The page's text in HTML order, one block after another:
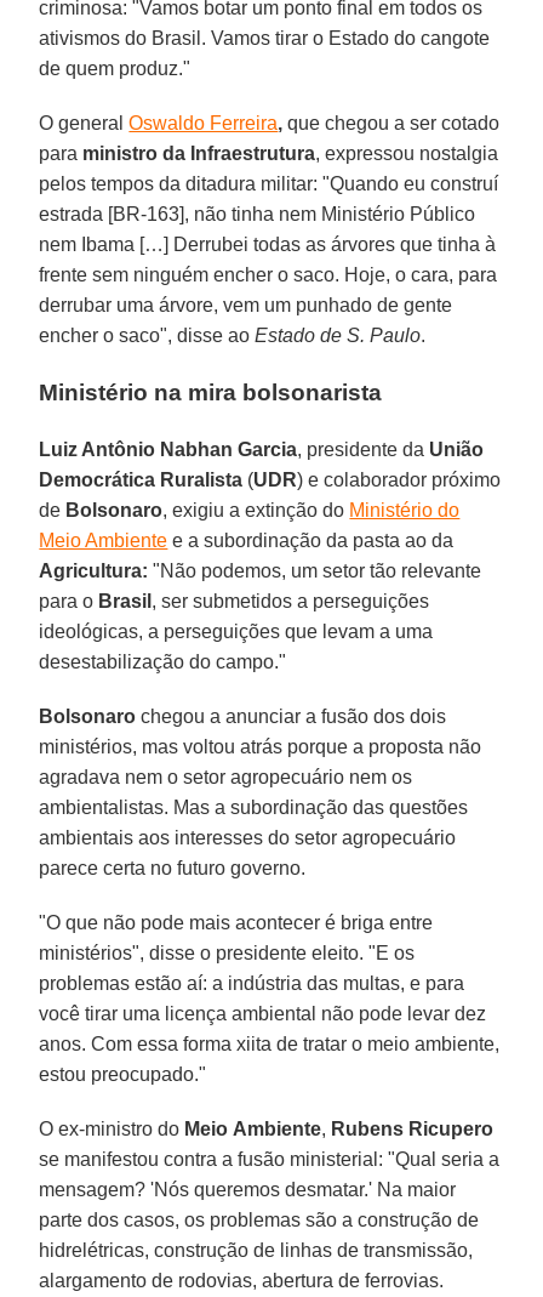
criminosa: "Vamos botar um ponto final em todos os
ativismos do Brasil. Vamos tirar o Estado do cangote
de quem produz."
O generalOswaldo Ferreira, que chegou a ser cotado
para ministro da Infraestrutura, expressou nostalgia
pelos tempos da ditadura militar: "Quando eu construí
estrada [BR-163], não tinha nem Ministério Público
nem Ibama […] Derrubei todas as árvores que tinha à
frente sem ninguém encher o saco. Hoje, o cara, para
derrubar uma árvore, vem um punhado de gente
encher o saco", disse aoEstado de S. Paulo.
Ministério na mira bolsonarista
Luiz Antônio Nabhan Garcia, presidente da União
Democrática Ruralista (UDR) e colaborador próximo
de Bolsonaro, exigiu a extinção do Ministério do
Meio Ambiente e a subordinação da pasta ao da
Agricultura: "Não podemos, um setor tão relevante
para o Brasil , ser submetidos a perseguições
ideológicas, a perseguições que levam a uma
desestabilização do campo."
Bolsonaro chegou a anunciar a fusão dos dois
ministérios, mas voltou atrás porque a proposta não
agradava nem o setor agropecuário nem os
ambientalistas. Mas a subordinação das questões
ambientais aos interesses do setor agropecuário
parece certa no futuro governo.
"O que não pode mais acontecer é briga entre
ministérios", disse o presidente eleito. "E os
problemas estão aí: a indústria das multas, e para
você tirar uma licença ambiental não pode levar dez
anos. Com essa forma xiita de tratar o meio ambiente,
estou preocupado."
O ex-ministro do Meio Ambiente, Rubens Ricupero
se manifestou contra a fusão ministerial: "Qual seria a
mensagem? 'Nós queremos desmatar.' Na maior
parte dos casos, os problemas são a construção de
hidrelétricas, construção de linhas de transmissão,
alargamento de rodovias, abertura de ferrovias.